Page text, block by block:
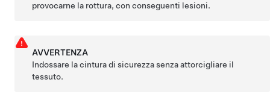
provocarne la rottura, con conseguenti lesioni.
AVVERTENZA
Indossare la cintura di sicurezza senza attorcigliare il
tessuto.